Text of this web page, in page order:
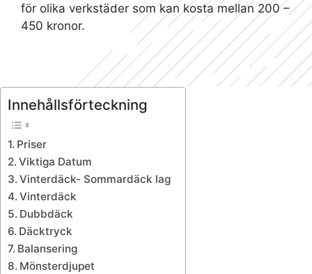
för olika verkstäder som kan kosta mellan 200 –
450 kronor.
Innehållsförteckning
Priser
Viktiga Datum
Vinterdäck- Sommardäck lag
Vinterdäck
Dubbdäck
Däcktryck
Balansering
Mönsterdjupet